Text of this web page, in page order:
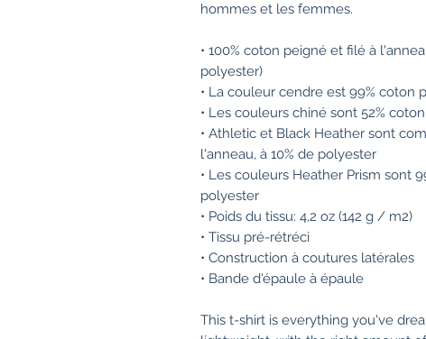
hommes et les femmes.
• 100% coton peigné et filé à
polyester)
• La couleur cendre est 99% coton
• Les couleurs chiné sont 52%
• Athletic et Black Heather sont
l'anneau, à 10% de polyester
• Les couleurs Heather Prism sont
polyester
• Poids du tissu: 4,2 oz (142 g / m2)
• Tissu pré-rétréci
• Construction à coutures latérales
• Bande d'épaule à épaule
This t-shirt is everything you've